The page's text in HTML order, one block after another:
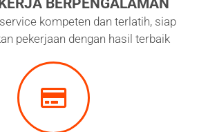
kompeten dan terlatih, siap
pekerjaan dengan hasil terbaik